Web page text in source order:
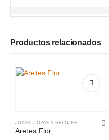
Productos relacionados
JOYAS,JOYAS Y RELOJES
Aretes Flor